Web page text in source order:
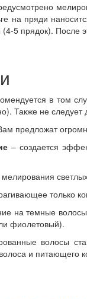
на пряди
5 прядок). После
в том
Также не
предложат
– создается
только
на темные
фиолетовый).
волосы
и питающего